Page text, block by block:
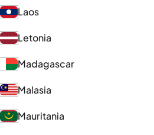
Laos
Letonia
Madagascar
Malasia
Mauritania